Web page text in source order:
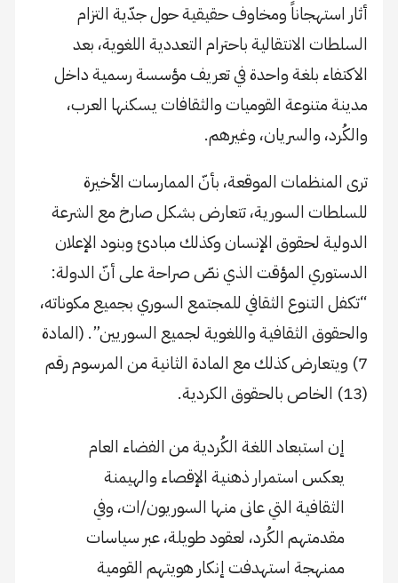
أثار استهجاناً ومخاوف حقيقية حول جدّية التزام
السلطات الانتقالية باحترام التعددية اللغوية، بعد
الاكتفاء بلغة واحدة في تعريف مؤسسة رسمية داخل
مدينة متنوعة القوميات والثقافات يسكنها العرب،
والكُرد، والسريان، وغيرهم.
ترى المنظمات الموقعة، بأنّ الممارسات الأخيرة
للسلطات السورية، تتعارض بشكل صارخ مع الشرعة
الدولية لحقوق الإنسان وكذلك مبادئ وبنود الإعلان
الدستوري المؤقت الذي نصّ صراحة على أنّ الدولة:
“تكفل التنوع الثقافي للمجتمع السوري بجميع مكوناته،
والحقوق الثقافية واللغوية لجميع السوريين”. (المادة
7) ويتعارض كذلك مع المادة الثانية من المرسوم رقم
(13) الخاص بالحقوق الكردية.
إن استبعاد اللغة الكُردية من الفضاء العام
يعكس استمرار ذهنية الإقصاء والهيمنة
الثقافية التي عانى منها السوريون/ات، وفي
مقدمتهم الكُرد، لعقود طويلة، عبر سياسات
ممنهجة استهدفت إنكار هويتهم القومية